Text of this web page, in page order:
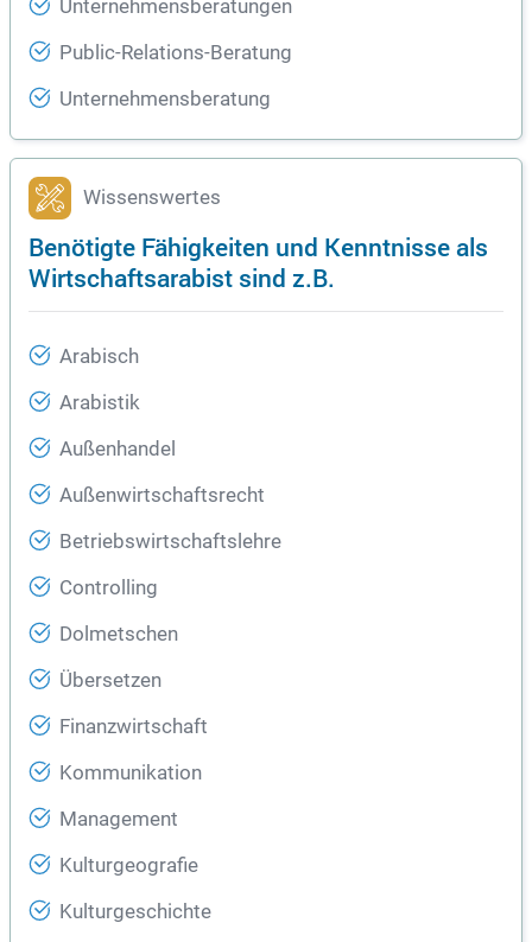
Unternehmensberatungen
Public-Relations-Beratung
Unternehmensberatung
Wissenswertes
Benötigte Fähigkeiten und Kenntnisse als
Wirtschaftsarabist sind z.B.
Arabisch
Arabistik
Außenhandel
Außenwirtschaftsrecht
Betriebswirtschaftslehre
Controlling
Dolmetschen
Übersetzen
Finanzwirtschaft
Kommunikation
Management
Kulturgeografie
Kulturgeschichte